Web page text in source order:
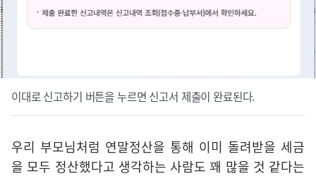
이대로 신고하기 버튼을 누르면 신고서 제출이 완료된다.
우리 부모님처럼 연말정산을 통해 이미 돌려받을 세금
을 모두 정산했다고 생각하는 사람도 꽤 많을 것 같다는